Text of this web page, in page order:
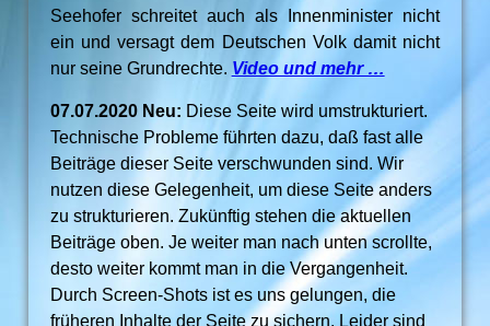
Seehofer schreitet auch als Innenminister nicht
ein und versagt dem Deutschen Volk damit nicht
nur seine Grundrechte. Video und mehr …
07.07.2020 Neu: Diese Seite wird umstrukturiert.
Technische Probleme führten dazu, daß fast alle
Beiträge dieser Seite verschwunden sind. Wir
nutzen diese Gelegenheit, um diese Seite anders
zu strukturieren. Zukünftig stehen die aktuellen
Beiträge oben. Je weiter man nach unten scrollte,
desto weiter kommt man in die Vergangenheit.
Durch Screen-Shots ist es uns gelungen, die
früheren Inhalte der Seite zu sichern. Leider sind